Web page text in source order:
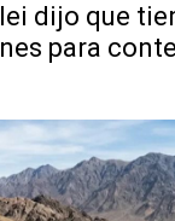
dijo que
para